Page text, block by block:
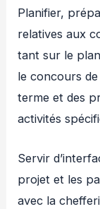
Planifier,
relatives aux
tant sur le
le concours
terme et des
activités
Servir
projet et les
avec la